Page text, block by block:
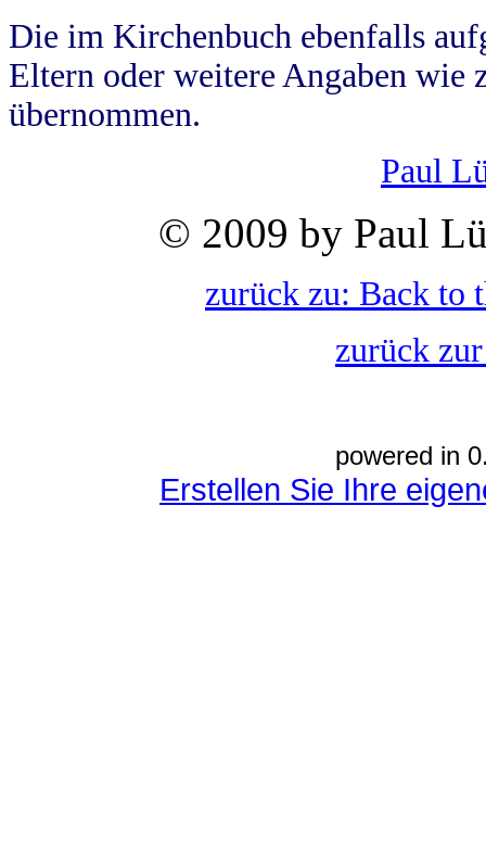
Die im Kirchenbuch ebenfalls
Eltern oder weitere Angaben wie
übernommen.
Paul
© 2009 by Paul
zurück zu: Back to
zurück
powered in
Erstellen Sie Ihre